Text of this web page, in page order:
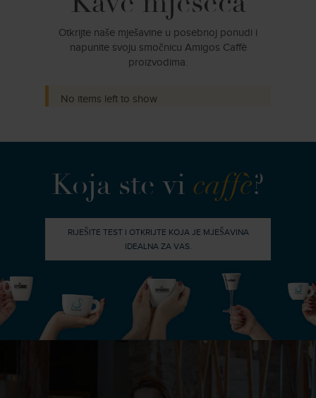
Otkrijte naše mješavine u posebnoj ponudi i
napunite svoju smočnicu Amigos Caffè
proizvodima.
No items left to show
Koja ste vi caffè?
RIJEŠITE TEST I OTKRIJTE KOJA JE MJEŠAVINA
IDEALNA ZA VAS.